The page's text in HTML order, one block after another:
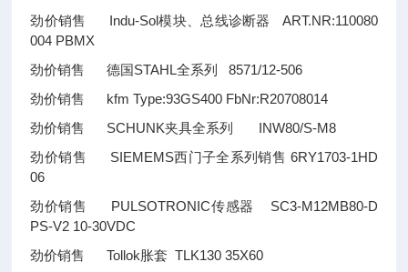
劲价销售 Indu-Sol模块、总线诊断器 ART.NR:110080
004 PBMX
劲价销售 德国STAHL全系列 8571/12-506
劲价销售 kfm Type:93GS400 FbNr:R20708014
劲价销售 SCHUNK夹具全系列 INW80/S-M8
劲价销售 SIEMEMS西门子全系列销售 6RY1703-1HD
06
劲价销售 PULSOTRONIC传感器 SC3-M12MB80-D
PS-V2 10-30VDC
劲价销售 Tollok胀套 TLK130 35X60